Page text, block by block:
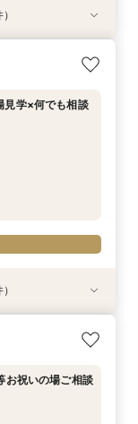
談会】リゾート
イダルフェアのご
見学×何でも相談
自然光に包まれる
見学×何でも相談
4品試食＋ランク
各１台送迎バス
付やお皿の試食４
ング相談フェア
自然光に包まれる
視の方へ＊クチコ
お祝いの場ご相談